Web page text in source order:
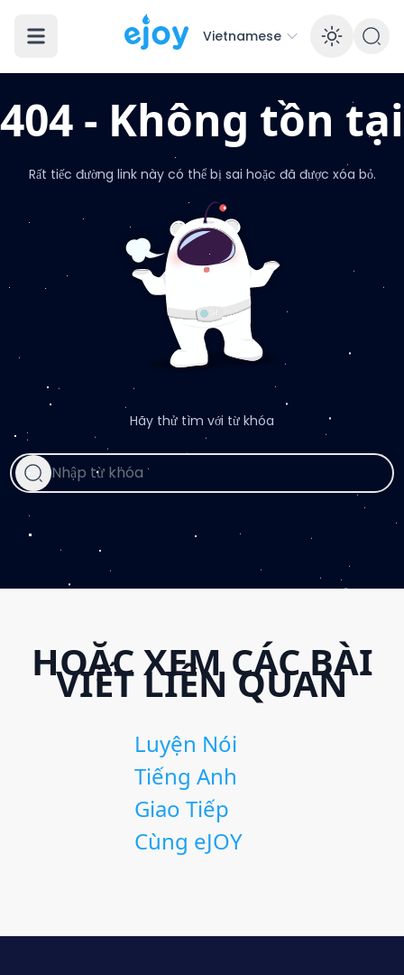
Vietnamese
404 - Không tồn tại
Rất tiếc đường link này có thể bị sai hoặc đã được xóa bỏ.
Hãy thử tìm với từ khóa
HOẶC XEM CÁC BÀI
VIẾT LIÊN QUAN
Luyện Nói
Tiếng Anh
Giao Tiếp
Cùng eJOY